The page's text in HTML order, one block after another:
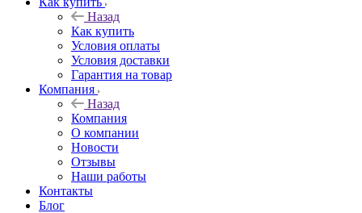
Назад
Как купить
Условия оплаты
Условия доставки
Гарантия на товар
Компания
Назад
Компания
О компании
Новости
Отзывы
Наши работы
Контакты
Блог